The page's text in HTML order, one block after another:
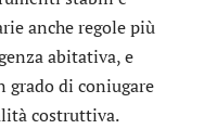
anche regole più
abitativa, e
di coniugare
costruttiva.